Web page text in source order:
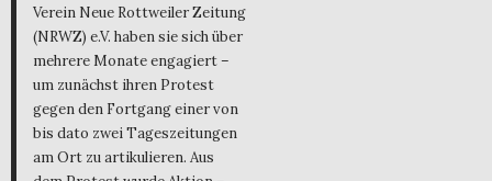
Verein Neue Rottweiler Zeitung
(NRWZ) e.V. haben sie sich über
mehrere Monate engagiert –
um zunächst ihren Protest
gegen den Fortgang einer von
bis dato zwei Tageszeitungen
am Ort zu artikulieren. Aus